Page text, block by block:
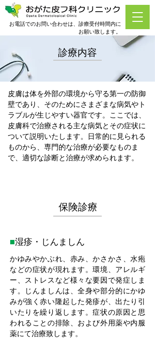
お電話でのお問い合わせは、診療受付時間内に
お願い致します。
診療内容
皮膚は体を外部の環境から守る第一の防御
壁であり、そのためにさまざまな病気やト
ラブルが生じやすい器官です。ここでは、
皮膚科で治療される主な病気とその症状に
ついて説明いたします。日常的に見られる
ものから、専門的な治療が必要なものま
で、適切な診断と治療が求められます。
保険診療
■湿疹・じんましん
かゆみやかぶれ、赤み、かさかさ、水疱
などの症状が現れます。環境、アレルギ
ー、ストレスなど様々な要因で発症しま
す。じんましんは、全身や部分的にかゆ
みが強く赤い隆起した発疹が、出たり引
いたりを繰り返します。症状の原因と思
われることの排除、および外用薬や内服
薬にて治療致します。